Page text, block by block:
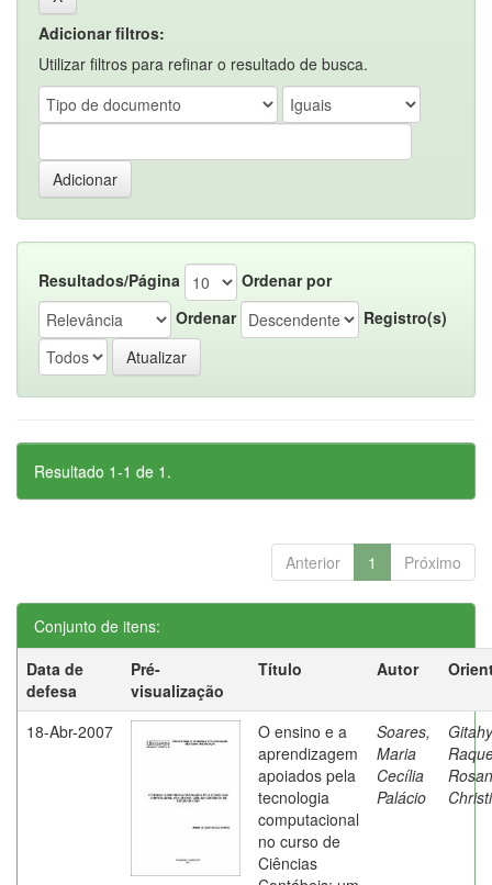
Adicionar filtros:
Utilizar filtros para refinar o resultado de busca.
Resultados/Página
Ordenar por
Ordenar
Registro(s)
Resultado 1-1 de 1.
Anterior 1 Próximo
Conjunto de itens:
Data de
defesa
Pré-
visualização
Título Autor
18-Abr-2007
O ensino e a
aprendizagem
apoiados pela
tecnologia
computacional
no curso de
Ciências
Soares,
Maria
Cecília
Palácio
Rosan